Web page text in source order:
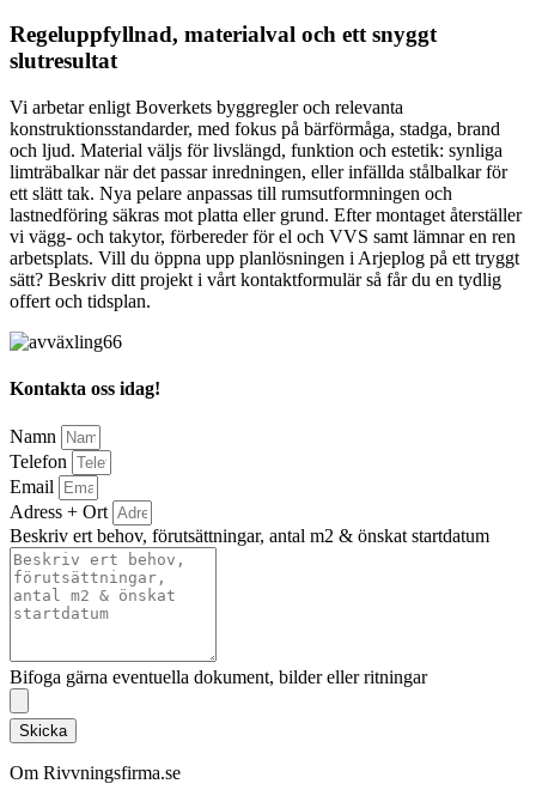
Regeluppfyllnad, materialval och ett snyggt
slutresultat
Vi arbetar enligt Boverkets byggregler och relevanta
konstruktionsstandarder, med fokus på bärförmåga, stadga, brand
och ljud. Material väljs för livslängd, funktion och estetik: synliga
limträbalkar när det passar inredningen, eller infällda stålbalkar för
ett slätt tak. Nya pelare anpassas till rumsutformningen och
lastnedföring säkras mot platta eller grund. Efter montaget återställer
vi vägg- och takytor, förbereder för el och VVS samt lämnar en ren
arbetsplats. Vill du öppna upp planlösningen i Arjeplog på ett tryggt
sätt? Beskriv ditt projekt i vårt kontaktformulär så får du en tydlig
offert och tidsplan.
Kontakta oss idag!
Namn
Telefon
Email
Adress + Ort
Beskriv ert behov, förutsättningar, antal m2 & önskat startdatum
Bifoga gärna eventuella dokument, bilder eller ritningar
Skicka
Om Rivvningsfirma.se